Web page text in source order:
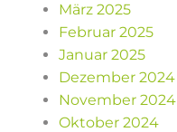
März 2025
Februar 2025
Januar 2025
Dezember 2024
November 2024
Oktober 2024